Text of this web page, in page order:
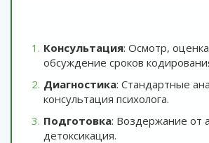
Консультация: Осмотр,
обсуждение сроков
Диагностика: Стандартные
консультация психолога.
Подготовка: Воздержание от
детоксикация.